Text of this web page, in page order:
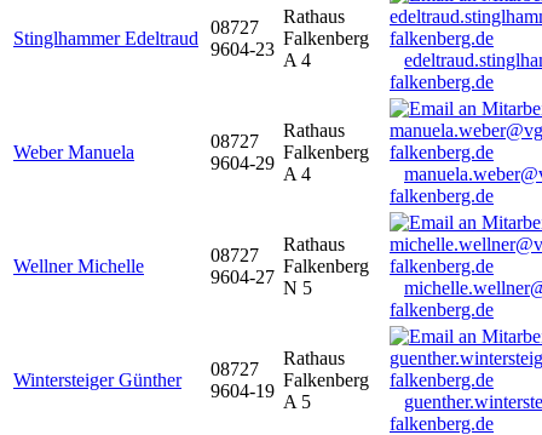
Stinglhammer Edeltraud
08727
9604-23
Rathaus
Falkenberg
A 4
falkenberg.de
Weber Manuela
08727
9604-29
Rathaus
Falkenberg
A 4
falkenberg.de
Wellner Michelle
08727
9604-27
Rathaus
Falkenberg
N 5
falkenberg.de
Wintersteiger Günther
08727
9604-19
Rathaus
Falkenberg
A 5
falkenberg.de